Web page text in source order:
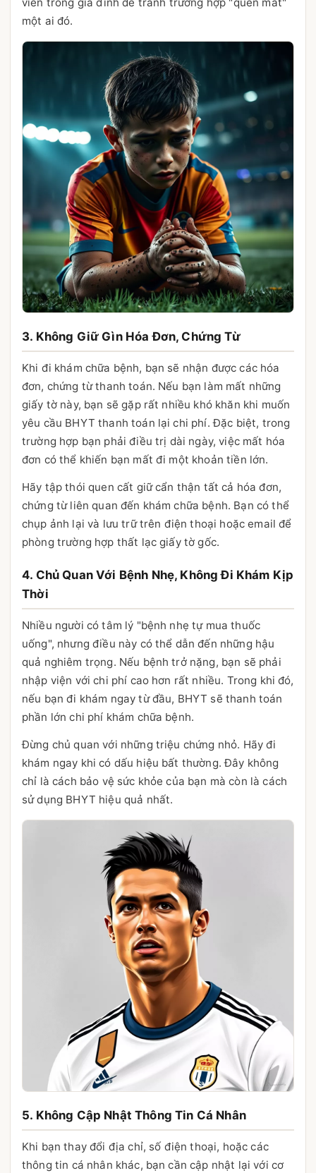
một ai đó.
3. Không Giữ Gìn Hóa Đơn, Chứng Từ
Khi đi khám chữa bệnh, bạn sẽ nhận được các hóa
đơn, chứng từ thanh toán. Nếu bạn làm mất những
giấy tờ này, bạn sẽ gặp rất nhiều khó khăn khi muốn
yêu cầu BHYT thanh toán lại chi phí. Đặc biệt, trong
trường hợp bạn phải điều trị dài ngày, việc mất hóa
đơn có thể khiến bạn mất đi một khoản tiền lớn.
Hãy tập thói quen cất giữ cẩn thận tất cả hóa đơn,
chứng từ liên quan đến khám chữa bệnh. Bạn có thể
chụp ảnh lại và lưu trữ trên điện thoại hoặc email để
phòng trường hợp thất lạc giấy tờ gốc.
4. Chủ Quan Với Bệnh Nhẹ, Không Đi Khám Kịp
Thời
Nhiều người có tâm lý "bệnh nhẹ tự mua thuốc
uống", nhưng điều này có thể dẫn đến những hậu
quả nghiêm trọng. Nếu bệnh trở nặng, bạn sẽ phải
nhập viện với chi phí cao hơn rất nhiều. Trong khi đó,
nếu bạn đi khám ngay từ đầu, BHYT sẽ thanh toán
phần lớn chi phí khám chữa bệnh.
Đừng chủ quan với những triệu chứng nhỏ. Hãy đi
khám ngay khi có dấu hiệu bất thường. Đây không
chỉ là cách bảo vệ sức khỏe của bạn mà còn là cách
sử dụng BHYT hiệu quả nhất.
5. Không Cập Nhật Thông Tin Cá Nhân
Khi bạn thay đổi địa chỉ, số điện thoại, hoặc các
thông tin cá nhân khác, bạn cần cập nhật lại với cơ